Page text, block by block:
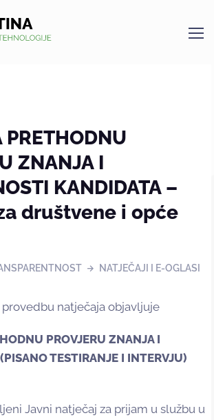
PRETHODNU
ZNANJA I
KANDIDATA –
društvene i opće
NATJEČAJI I E-OGLASI
natječaja objavljuje
PROVJERU ZNANJA I
(PISANO TESTIRANJE I INTERVJU)
Javni natječaj za prijam u službu u